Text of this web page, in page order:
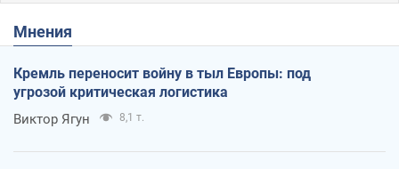
Мнения
Кремль переносит войну в тыл Европы: под
угрозой критическая логистика
Виктор Ягун 8,1 т.